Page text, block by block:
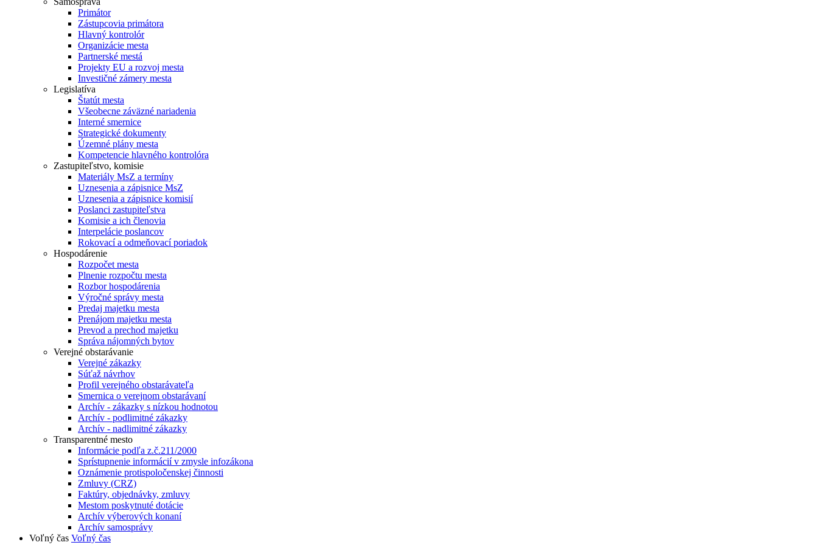
Primátor
Zástupcovia primátora
Hlavný kontrolór
Organizácie mesta
Partnerské mestá
Projekty EU a rozvoj mesta
Investičné zámery mesta
Legislatíva
Štatút mesta
Všeobecne záväzné nariadenia
Interné smernice
Strategické dokumenty
Územné plány mesta
Kompetencie hlavného kontrolóra
Zastupiteľstvo, komisie
Materiály MsZ a termíny
Uznesenia a zápisnice MsZ
Uznesenia a zápisnice komisií
Poslanci zastupiteľstva
Komisie a ich členovia
Interpelácie poslancov
Rokovací a odmeňovací poriadok
Hospodárenie
Rozpočet mesta
Plnenie rozpočtu mesta
Rozbor hospodárenia
Výročné správy mesta
Predaj majetku mesta
Prenájom majetku mesta
Prevod a prechod majetku
Správa nájomných bytov
Verejné obstarávanie
Verejné zákazky
Súťaž návrhov
Profil verejného obstarávateľa
Smernica o verejnom obstarávaní
Archív - zákazky s nízkou hodnotou
Archív - podlimitné zákazky
Archív - nadlimitné zákazky
Transparentné mesto
Informácie podľa z.č.211/2000
Sprístupnenie informácií v zmysle infozákona
Oznámenie protispoločenskej činnosti
Zmluvy (CRZ)
Faktúry, objednávky, zmluvy
Mestom poskytnuté dotácie
Archív výberových konaní
Archív samosprávy
Voľný čas Voľný čas